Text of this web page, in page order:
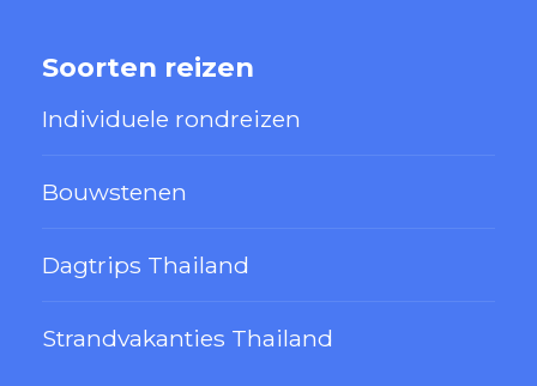
Soorten reizen
Individuele rondreizen
Bouwstenen
Dagtrips Thailand
Strandvakanties Thailand